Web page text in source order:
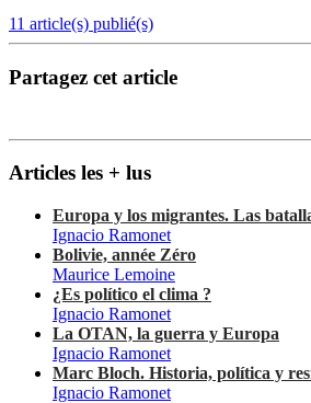
11 article(s) publié(s)
Partagez cet article
Articles les + lus
Europa y los migrantes. Las
Ignacio Ramonet
Bolivie, année Zéro
Maurice Lemoine
¿Es político el clima ?
Ignacio Ramonet
La OTAN, la guerra y Europa
Ignacio Ramonet
Marc Bloch. Historia, política y
Ignacio Ramonet